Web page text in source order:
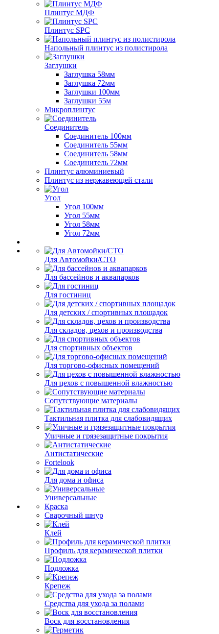
Плинтус МДФ
Плинтус SPC
Напольный плинтус из полистирола
Заглушки
Заглушка 58мм
Заглушка 72мм
Заглушки 100мм
Заглушки 55м
Микроплинтус
Соединитель
Соединитель 100мм
Соединитель 55мм
Соединитель 58мм
Соединитель 72мм
Плинтус алюминиевый
Плинтус из нержавеющей стали
Угол
Угол 100мм
Угол 55мм
Угол 58мм
Угол 72мм
Для Автомойки/СТО
Для бассейнов и аквапарков
Для гостиниц
Для детских / спортивных площадок
Для складов, цехов и производства
Для спортивных объектов
Для торгово-офисных помещений
Для цехов с повышенной влажностью
Сопутствующие материалы
Тактильная плитка для слабовидящих
Уличные и грязезащитные покрытия
Антистатические
Fortelook
Для дома и офиса
Универсальные
Краска
Сварочный шнур
Клей
Профиль для керамической плитки
Подложка
Крепеж
Средства для ухода за полами
Воск для восстановления